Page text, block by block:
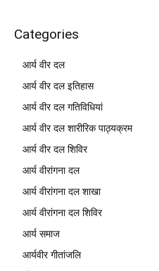
Categories
आर्य वीर दल
आर्य वीर दल इतिहास
आर्य वीर दल गतिविधियां
आर्य वीर दल शारीरिक पाठ्यक्रम
आर्य वीर दल शिविर
आर्य वीरांगना दल
आर्य वीरांगना दल शाखा
आर्य वीरांगना दल शिविर
आर्य समाज
आर्यवीर गीतांजलि